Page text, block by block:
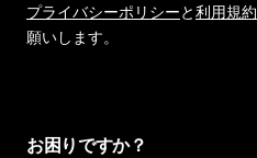
プライバシーポリシーと利用規約
願いします。
お困りですか？